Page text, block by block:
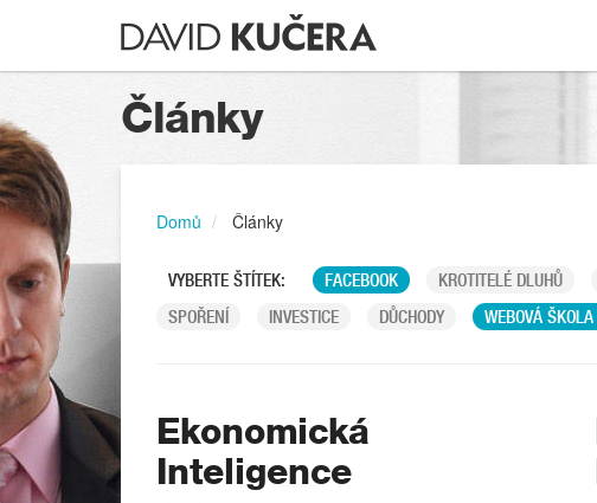
Články
Domů Články
VYBERTE ŠTÍTEK: FACEBOOK KROTITELÉ DLUHŮ
SPOŘENÍ
INVESTICE DŮCHODY WEBOVÁ
Ekonomická
Inteligence